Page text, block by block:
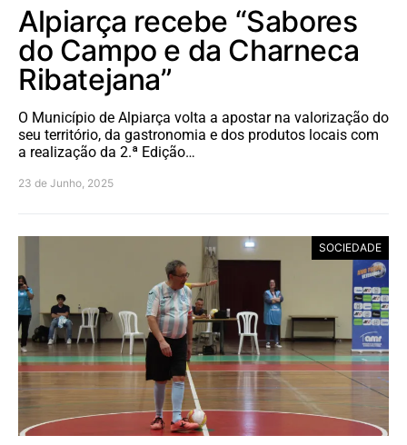
Alpiarça recebe “Sabores
do Campo e da Charneca
Ribatejana”
O Município de Alpiarça volta a apostar na valorização do
seu território, da gastronomia e dos produtos locais com
a realização da 2.ª Edição…
23 de Junho, 2025
SOCIEDADE